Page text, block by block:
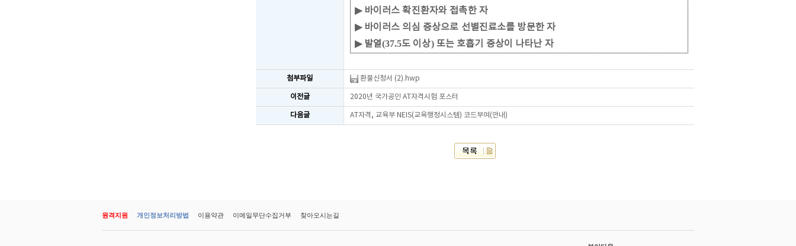
▶ 바이러스 확진환자와 접촉한 자
▶ 바이러스 의심 증상으로 선별진료소를 방문한 자
▶ 발열(37.5도 이상) 또는 호흡기 증상이 나타난 자
첨부파일 환불신청서 (2).hwp
이전글 2020년 국가공인 AT자격시험 포스터
다음글 AT자격, 교육부 NEIS(교육행정시스템) 코드부여(안내)
원격지원 개인정보처리방법 이용약관 이메일무단수집거부 찾아오시는길